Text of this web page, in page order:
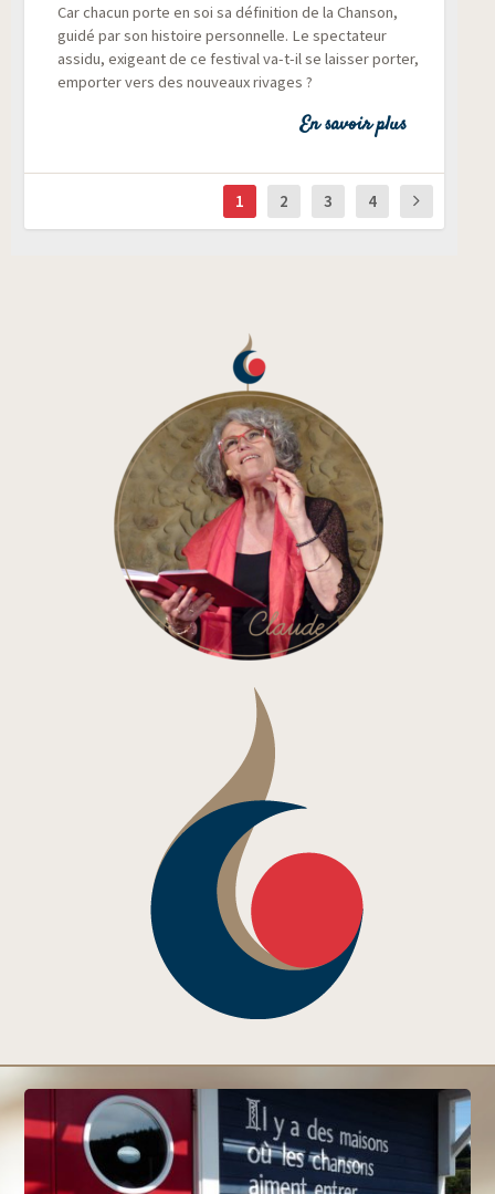
Car cha­cun porte en soi sa défi­ni­tion de la Chan­son,
gui­dé par son his­toire per­son­nelle. Le spec­ta­teur
assi­du, exi­geant de ce fes­ti­val va-t-il se lais­ser por­ter,
empor­ter vers des nou­veaux rivages ?
En savoir plus
1 2 3 4